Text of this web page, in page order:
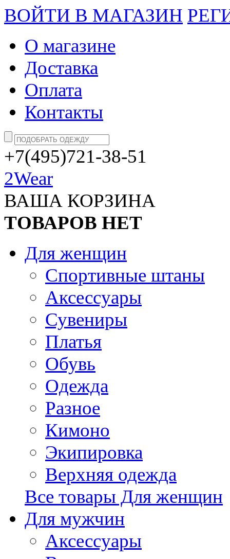
ВОЙТИ В МАГАЗИН
О магазине
Доставка
Оплата
Контакты
+7(495)721-38-51
2Wear
ВАША КОРЗИНА
ТОВАРОВ НЕТ
Для женщин
Спортивные штаны
Аксессуары
Сувениры
Платья
Обувь
Одежда
Разное
Кимоно
Экипировка
Верхняя одежда
Все товары Для женщин
Для мужчин
Аксессуары